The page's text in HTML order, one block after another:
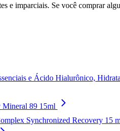
e imparciais. Se você comprar
e Ácido Hialurônico,
Mineral 89 15ml
Synchronized Recovery 15